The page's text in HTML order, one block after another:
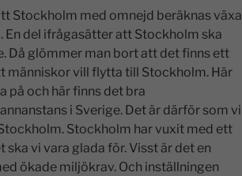
Stockholm med omnejd beräknas växa
del ifrågasätter att Stockholm ska
Då glömmer man bort att det finns ett
människor vill flytta till Stockholm. Här
på och här finns det bra
i Sverige. Det är därför som vi
Stockholm har vuxit med ett
vi vara glada för. Visst är det en
ökade miljökrav. Och inställningen